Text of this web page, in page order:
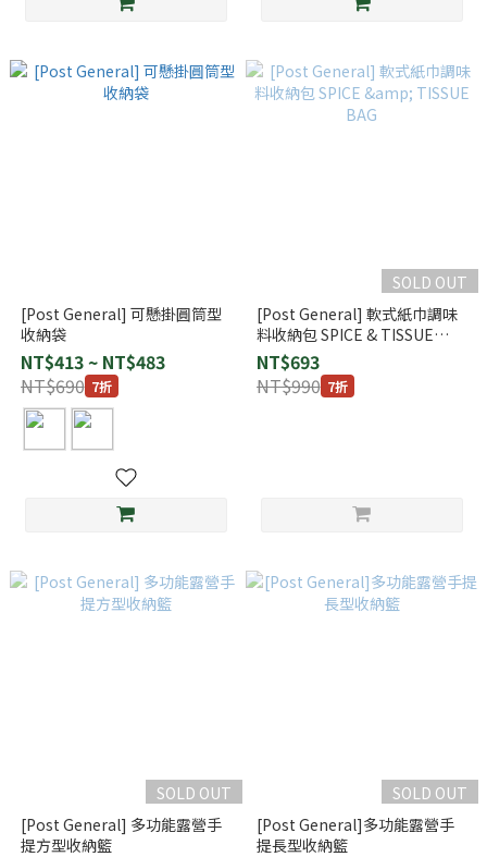
[Post General] 可懸掛圓筒型
收納袋
NT$413 ~ NT$483
NT$690 7折
SOLD OUT
[Post General] 軟式紙巾調味
料收納包 SPICE & TISSUE
BAG
NT$693
NT$990 7折
SOLD OUT
[Post General] 多功能露營手
提方型收納籃
SOLD OUT
[Post General]多功能露營手
提長型收納籃